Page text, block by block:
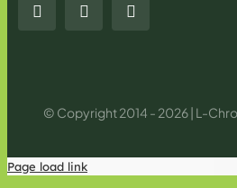
© Copyright 2014 - 2026 | L-
Page load link